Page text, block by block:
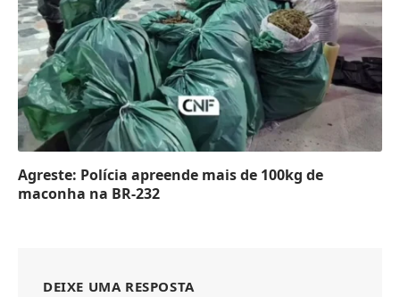
Agreste: Polícia apreende mais de 100kg de
maconha na BR-232
DEIXE UMA RESPOSTA